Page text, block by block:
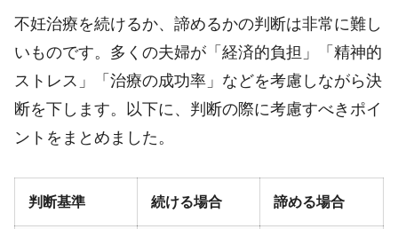
不妊治療を続けるか、諦めるかの判断は非常に難し
いものです。多くの夫婦が「経済的負担」「精神的
ストレス」「治療の成功率」などを考慮しながら決
断を下します。以下に、判断の際に考慮すべきポイ
ントをまとめました。
判断基準 続ける場合 諦める場合